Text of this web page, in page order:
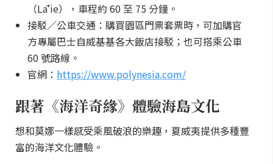
（Lāʻie），車程約 60 至 75 分鐘。
接駁／公車交通：購買園區門票套票時，可加購官
方專屬巴士自威基基各大飯店接駁；也可搭乘公車
60 號路線。
官網： https://www.polynesia.com/
跟著《海洋奇緣》體驗海島文化
想和莫娜一樣感受乘風破浪的樂趣，夏威夷提供多種豐
富的海洋文化體驗。